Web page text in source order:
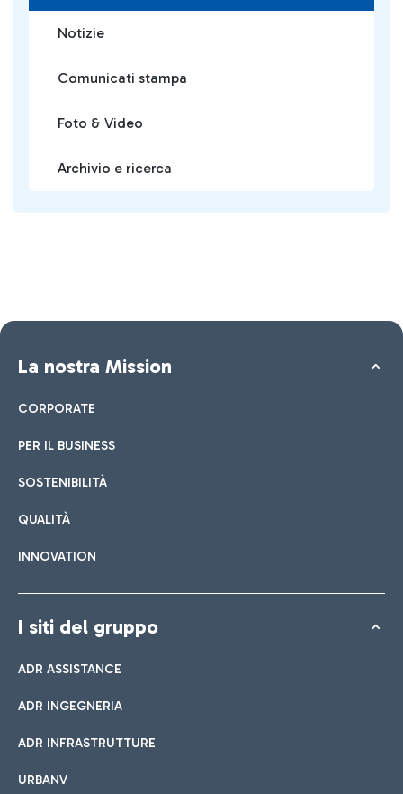
Notizie
Comunicati stampa
Foto & Video
Archivio e ricerca
La nostra Mission
CORPORATE
PER IL BUSINESS
SOSTENIBILITÀ
QUALITÀ
INNOVATION
I siti del gruppo
ADR ASSISTANCE
ADR INGEGNERIA
ADR INFRASTRUTTURE
URBANV